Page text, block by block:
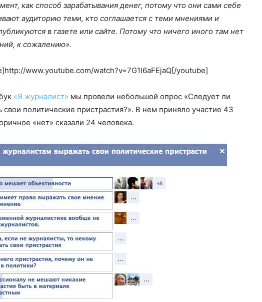
как способ зарабатывания денег, потому что они сами себе
аудиторию теми, кто соглашается с теми мнениями и
в газете или сайте. Потому что ничего иного там нет
к сожалению».
www.youtube.com/watch?v=7G1l6aFEjaQ[/youtube]
«Я журналист» мы провели небольшой опрос «Следует ли
политические пристрастия?». В нем приняло участие 43
«нет» сказали 24 человека.